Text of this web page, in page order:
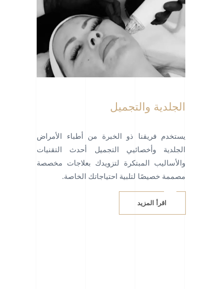
الجلدية والتجميل
يستخدم فريقنا ذو الخبرة من أطباء الأمراض
الجلدية وأخصائيي التجميل أحدث التقنيات
والأساليب المبتكرة لتزويدك بعلاجات مخصصة
مصممة خصيصًا لتلبية احتياجاتك الخاصة.
اقرأ المزيد